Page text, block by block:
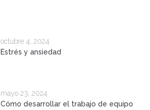
octubre 4, 2024
Estrés y ansiedad
mayo 23, 2024
Cómo desarrollar el trabajo de equipo